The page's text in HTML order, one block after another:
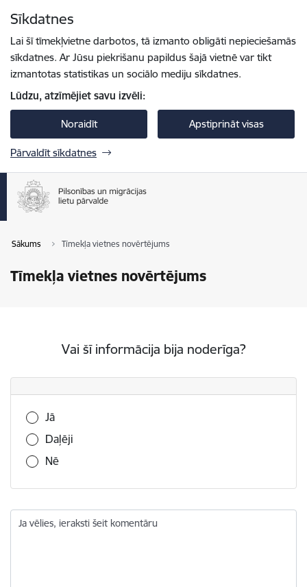
Sīkdatnes
Lai šī tīmekļvietne darbotos, tā izmanto obligāti nepieciešamās
sīkdatnes. Ar Jūsu piekrišanu papildus šajā vietnē var tikt
izmantotas statistikas un sociālo mediju sīkdatnes.
Lūdzu, atzīmējiet savu izvēli:
Noraidīt Apstiprināt visas
Pārvaldīt sīkdatnes
Sākums Tīmekļa vietnes novērtējums
Tīmekļa vietnes novērtējums
Vai šī informācija bija noderīga?
Vai šī informācija bija noderīga?
Jā
Daļēji
Nē
Ja vēlies, ieraksti šeit komentāru